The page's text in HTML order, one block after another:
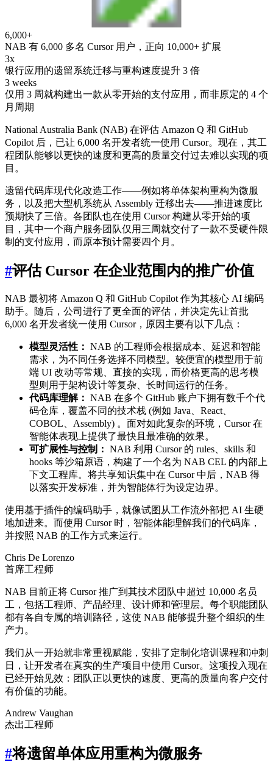
6,000+
NAB 有 6,000 多名 Cursor 用户，正向 10,000+ 扩展
3x
银行应用的遗留系统迁移与重构速度提升 3 倍
3 weeks
仅用 3 周就构建出一款从零开始的支付应用，而非原定的 4 个
月周期
National Australia Bank (NAB) 在评估 Amazon Q 和 GitHub
Copilot 后，已让 6,000 名开发者统一使用 Cursor。现在，其工
程团队能够以更快的速度和更高的质量交付过去难以实现的项
目。
遗留代码库现代化改造工作——例如将单体架构重构为微服
务，以及把大型机系统从 Assembly 迁移出去——推进速度比
预期快了三倍。各团队也在使用 Cursor 构建从零开始的项
目，其中一个商户服务团队仅用三周就交付了一款不受硬件限
制的支付应用，而原本预计需要四个月。
#评估 Cursor 在企业范围内的推广价值
NAB 最初将 Amazon Q 和 GitHub Copilot 作为其核心 AI 编码
助手。随后，公司进行了更全面的评估，并决定先让首批
6,000 名开发者统一使用 Cursor，原因主要有以下几点：
模型灵活性： NAB 的工程师会根据成本、延迟和智能
需求，为不同任务选择不同模型。较便宜的模型用于前
端 UI 改动等常规、直接的实现，而价格更高的思考模
型则用于架构设计等复杂、长时间运行的任务。
代码库理解： NAB 在多个 GitHub 账户下拥有数千个代
码仓库，覆盖不同的技术栈 (例如 Java、React、
COBOL、Assembly) 。面对如此复杂的环境，Cursor 在
智能体表现上提供了最快且最准确的效果。
可扩展性与控制： NAB 利用 Cursor 的 rules、skills 和
hooks 等沙箱原语，构建了一个名为 NAB CEL 的内部上
下文工程库。将共享知识集中在 Cursor 中后，NAB 得
以落实开发标准，并为智能体行为设定边界。
使用基于插件的编码助手，就像试图从工作流外部把 AI 生硬
地加进来。而使用 Cursor 时，智能体能理解我们的代码库，
并按照 NAB 的工作方式来运行。
Chris De Lorenzo
首席工程师
NAB 目前正将 Cursor 推广到其技术团队中超过 10,000 名员
工，包括工程师、产品经理、设计师和管理层。每个职能团队
都有各自专属的培训路径，这使 NAB 能够提升整个组织的生
产力。
我们从一开始就非常重视赋能，安排了定制化培训课程和冲刺
日，让开发者在真实的生产项目中使用 Cursor。这项投入现在
已经开始见效：团队正以更快的速度、更高的质量向客户交付
有价值的功能。
Andrew Vaughan
杰出工程师
#将遗留单体应用重构为微服务